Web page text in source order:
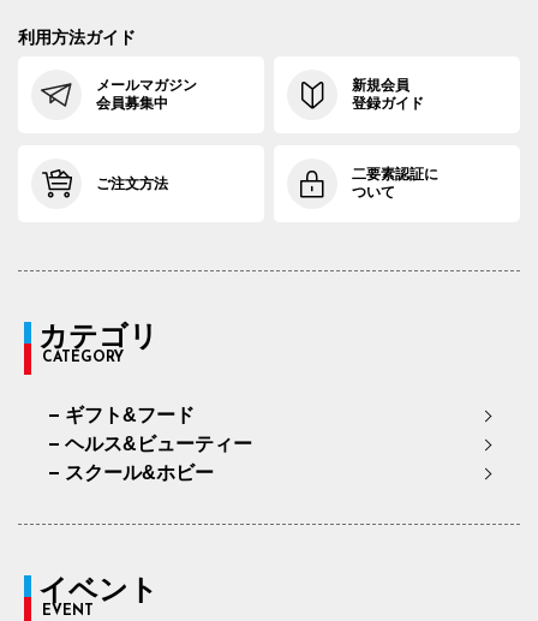
利用方法ガイド
メールマガジン
会員募集中
新規会員
登録ガイド
ご注文方法
二要素認証に
ついて
カテゴリ
CATEGORY
ギフト&フード
ヘルス&ビューティー
スクール&ホビー
イベント
EVENT